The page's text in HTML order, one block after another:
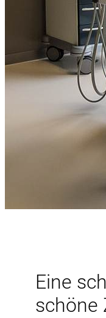
Eine
schöne